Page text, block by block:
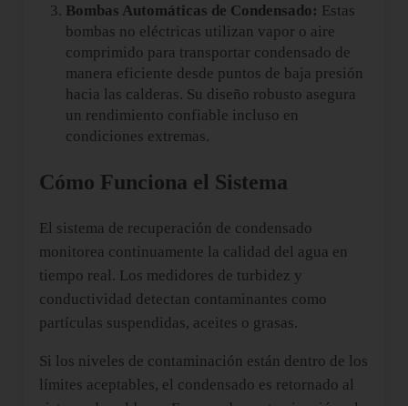
Bombas Automáticas de Condensado: Estas
bombas no eléctricas utilizan vapor o aire
comprimido para transportar condensado de
manera eficiente desde puntos de baja presión
hacia las calderas. Su diseño robusto asegura
un rendimiento confiable incluso en
condiciones extremas.
Cómo Funciona el Sistema
El sistema de recuperación de condensado
monitorea continuamente la calidad del agua en
tiempo real. Los medidores de turbidez y
conductividad detectan contaminantes como
partículas suspendidas, aceites o grasas.
Si los niveles de contaminación están dentro de los
límites aceptables, el condensado es retornado al